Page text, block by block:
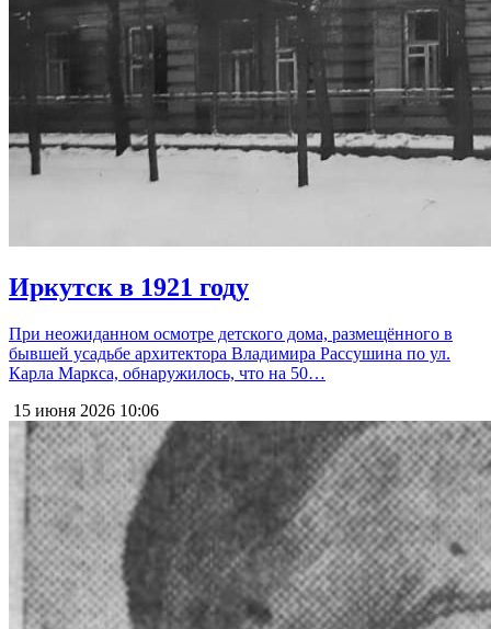
Иркутск в 1921 году
При неожиданном осмотре детского дома, размещённого в
бывшей усадьбе архитектора Владимира Рассушина по ул.
Карла Маркса, обнаружилось, что на 50…
15 июня 2026 10:06